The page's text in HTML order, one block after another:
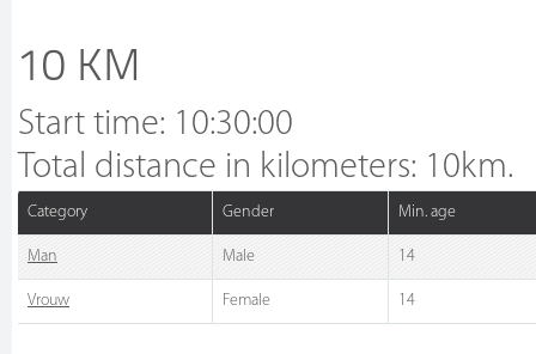
10 KM
Start time: 10:30:00
Total distance in kilometers: 10km.
Category Gender Min. age
Man Male 14
Vrouw Female 14